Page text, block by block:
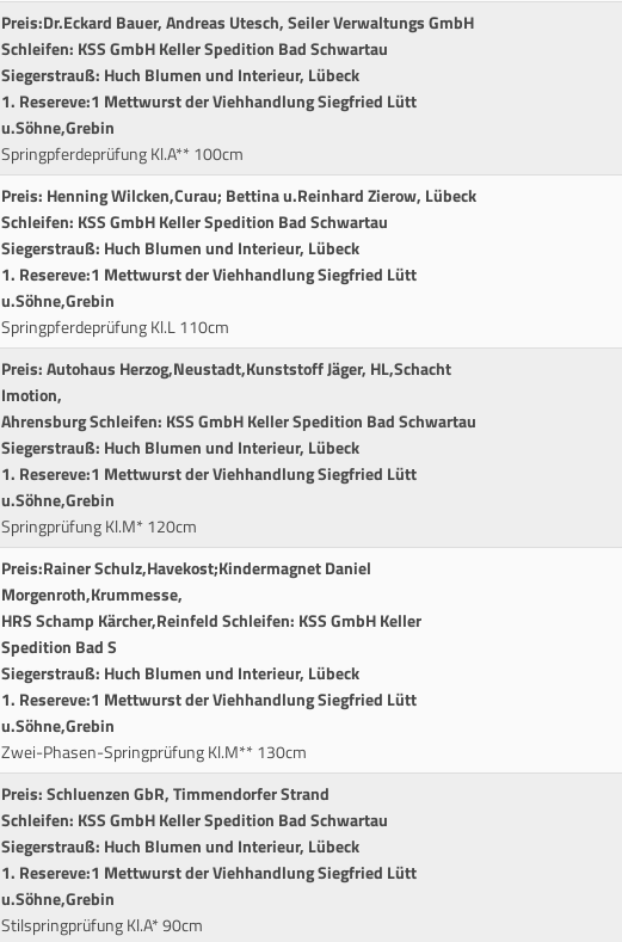
Preis:Dr.Eckard Bauer, Andreas Utesch, Seiler Verwaltungs GmbH
Schleifen: KSS GmbH Keller Spedition Bad Schwartau
Siegerstrauß: Huch Blumen und Interieur, Lübeck
1. Resereve:1 Mettwurst der Viehhandlung Siegfried Lütt
u.Söhne,Grebin
Springpferdeprüfung Kl.A** 100cm
Preis: Henning Wilcken,Curau; Bettina u.Reinhard Zierow, Lübeck
Schleifen: KSS GmbH Keller Spedition Bad Schwartau
Siegerstrauß: Huch Blumen und Interieur, Lübeck
1. Resereve:1 Mettwurst der Viehhandlung Siegfried Lütt
u.Söhne,Grebin
Springpferdeprüfung Kl.L 110cm
Preis: Autohaus Herzog,Neustadt,Kunststoff Jäger, HL,Schacht
Imotion,
Ahrensburg Schleifen: KSS GmbH Keller Spedition Bad Schwartau
Siegerstrauß: Huch Blumen und Interieur, Lübeck
1. Resereve:1 Mettwurst der Viehhandlung Siegfried Lütt
u.Söhne,Grebin
Springprüfung Kl.M* 120cm
Preis:Rainer Schulz,Havekost;Kindermagnet Daniel
Morgenroth,Krummesse,
HRS Schamp Kärcher,Reinfeld Schleifen: KSS GmbH Keller
Spedition Bad S
Siegerstrauß: Huch Blumen und Interieur, Lübeck
1. Resereve:1 Mettwurst der Viehhandlung Siegfried Lütt
u.Söhne,Grebin
Zwei-Phasen-Springprüfung Kl.M** 130cm
Preis: Schluenzen GbR, Timmendorfer Strand
Schleifen: KSS GmbH Keller Spedition Bad Schwartau
Siegerstrauß: Huch Blumen und Interieur, Lübeck
1. Resereve:1 Mettwurst der Viehhandlung Siegfried Lütt
u.Söhne,Grebin
Stilspringprüfung Kl.A* 90cm